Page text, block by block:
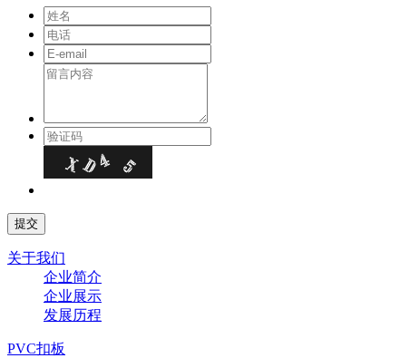
关于我们
企业简介
企业展示
发展历程
PVC扣板